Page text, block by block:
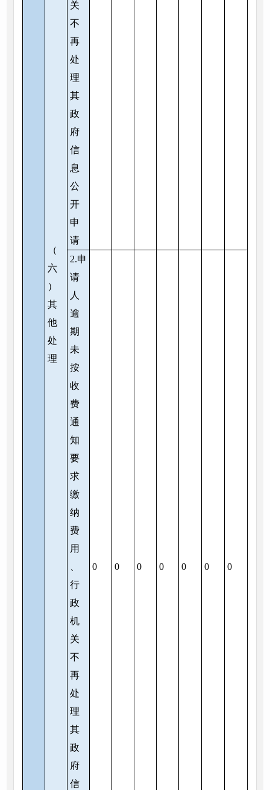
（
六
）
其
他
处
理
关
不
再
处
理
其
政
府
信
息
公
开
申
请
2.申
请
人
逾
期
未
按
收
费
通
知
要
求
缴
纳
费
用
行
政
机
关
不
再
处
理
其
政
府
信
0 0 0 0 0 0 0